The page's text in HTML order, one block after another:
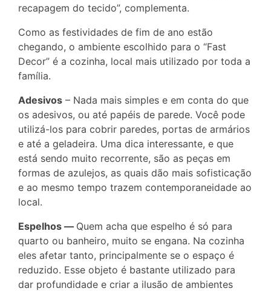
recapagem do tecido”, complementa.
Como as festividades de fim de ano estão
chegando, o ambiente escolhido para o “Fast
Decor” é a cozinha, local mais utilizado por toda a
família.
Adesivos – Nada mais simples e em conta do que
os adesivos, ou até papéis de parede. Você pode
utilizá-los para cobrir paredes, portas de armários
e até a geladeira. Uma dica interessante, e que
está sendo muito recorrente, são as peças em
formas de azulejos, as quais dão mais sofisticação
e ao mesmo tempo trazem contemporaneidade ao
local.
Espelhos — Quem acha que espelho é só para
quarto ou banheiro, muito se engana. Na cozinha
eles afetar tanto, principalmente se o espaço é
reduzido. Esse objeto é bastante utilizado para
dar profundidade e criar a ilusão de ambientes